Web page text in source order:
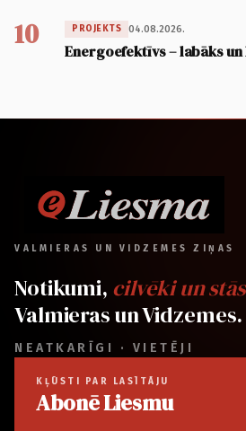
10 PROJEKTS 04.08.2026.
Energoefektīvs – labāks
VALMIERAS UN VIDZEMES ZIŅAS
Notikumi, cilvēki un
Valmieras un Vidzemes.
NEATKARĪGI · VIETĒJI
KĻŪSTI PAR LASĪTĀJU
Abonē Liesmu